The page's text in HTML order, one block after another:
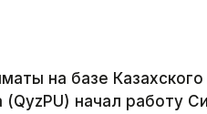
на базе Казахского
начал работу